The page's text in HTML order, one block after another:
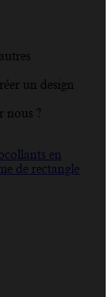
un design
nous ?
en
de rectangle